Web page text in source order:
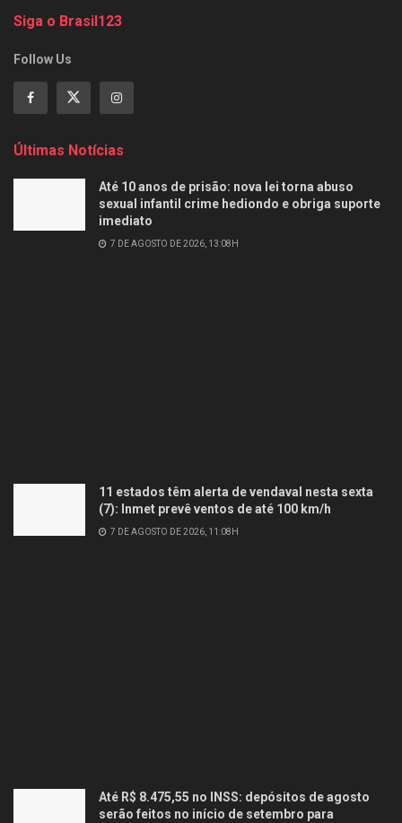
Siga o Brasil123
Follow Us
Últimas Notícias
Até 10 anos de prisão: nova lei torna abuso
sexual infantil crime hediondo e obriga suporte
imediato
7 DE AGOSTO DE 2026, 13:08H
11 estados têm alerta de vendaval nesta sexta
(7): Inmet prevê ventos de até 100 km/h
7 DE AGOSTO DE 2026, 11:08H
Até R$ 8.475,55 no INSS: depósitos de agosto
serão feitos no início de setembro para